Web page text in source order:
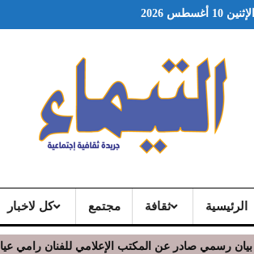
الإثنين 10 أغسطس 2026
الرئيسية ثقافة مجتمع كل لاخبار
بيان رسمي صادر عن المكتب الإعلامي للفنان رامي
في افتتاح مهرجان بومخلوف الدولي: رؤوف ماهر